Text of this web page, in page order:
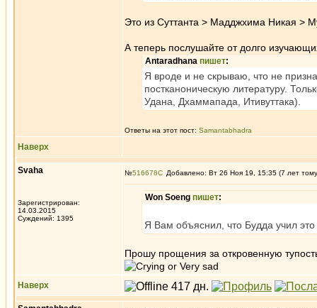
Это из Суттанта > Мадджхима Никая >
А теперь послушайте от долго
Antaradhana пишет:
Я вроде и не скрываю, что не
постканоническую литературу.
Удана, Дхаммапада, Итивуттака).
Ответы на этот пост: Samantabhadra
Наверх
Svaha
Зарегистрирован:
14.03.2015
Суждений: 1395
№516678 Добавлено: Вт 26 Ноя 19, 15:35 (7 лет
Won Soeng пишет:
Я Вам объяснил, что Будда учил
Прошу прощения за откровенную
Наверх